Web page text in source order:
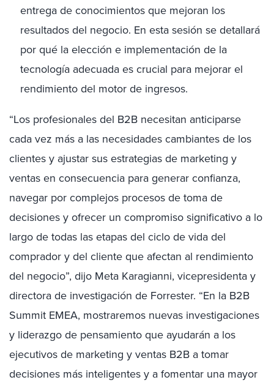
entrega de conocimientos que mejoran los
resultados del negocio. En esta sesión se detallará
por qué la elección e implementación de la
tecnología adecuada es crucial para mejorar el
rendimiento del motor de ingresos.
“Los profesionales del B2B necesitan anticiparse
cada vez más a las necesidades cambiantes de los
clientes y ajustar sus estrategias de marketing y
ventas en consecuencia para generar confianza,
navegar por complejos procesos de toma de
decisiones y ofrecer un compromiso significativo a lo
largo de todas las etapas del ciclo de vida del
comprador y del cliente que afectan al rendimiento
del negocio”, dijo Meta Karagianni, vicepresidenta y
directora de investigación de Forrester. “En la B2B
Summit EMEA, mostraremos nuevas investigaciones
y liderazgo de pensamiento que ayudarán a los
ejecutivos de marketing y ventas B2B a tomar
decisiones más inteligentes y a fomentar una mayor